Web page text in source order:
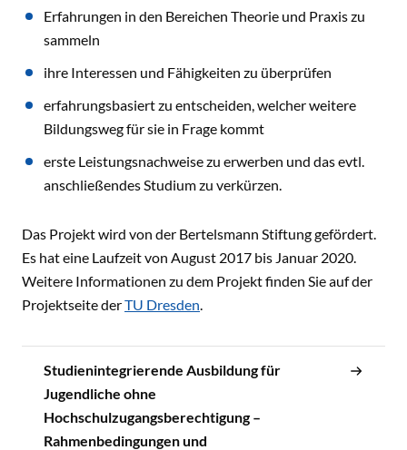
Erfahrungen in den Bereichen Theorie und Praxis zu
sammeln
ihre Interessen und Fähigkeiten zu überprüfen
erfahrungsbasiert zu entscheiden, welcher weitere
Bildungsweg für sie in Frage kommt
erste Leistungsnachweise zu erwerben und das evtl.
anschließendes Studium zu verkürzen.
Das Projekt wird von der Bertelsmann Stiftung gefördert.
Es hat eine Laufzeit von August 2017 bis Januar 2020.
Weitere Informationen zu dem Projekt finden Sie auf der
Projektseite derTU Dresden.
Studienintegrierende Ausbildung für
Jugendliche ohne
Hochschulzugangsberechtigung –
Rahmenbedingungen und